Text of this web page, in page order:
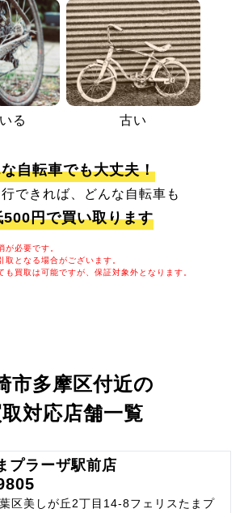
る 古い
自転車でも大丈夫！
できれば、どんな自転車も
500円で買い取ります
必要です。
となる場合がございます。
買取は可能ですが、保証対象外となります。
市多摩区付近の
対応店舗一覧
プラーザ駅前店
区美しが丘2丁目14-8フェリスたまプ